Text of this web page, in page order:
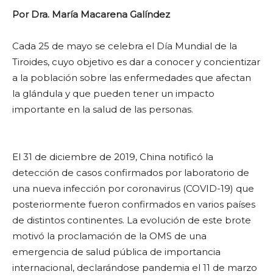
Por Dra. María Macarena Galíndez
Cada 25 de mayo se celebra el Día Mundial de la
Tiroides, cuyo objetivo es dar a conocer y concientizar
a la población sobre las enfermedades que afectan
la glándula y que pueden tener un impacto
importante en la salud de las personas.
El 31 de diciembre de 2019, China notificó la
detección de casos confirmados por laboratorio de
una nueva infección por coronavirus (COVID-19) que
posteriormente fueron confirmados en varios países
de distintos continentes. La evolución de este brote
motivó la proclamación de la OMS de una
emergencia de salud pública de importancia
internacional, declarándose pandemia el 11 de marzo